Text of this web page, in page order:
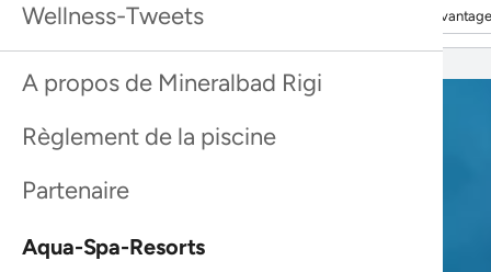
Découvrir davantage Découvrir
Wellness-Tweets
A propos de Mineralbad Rigi
Règlement de la piscine
Partenaire
Aqua-Spa-Resorts